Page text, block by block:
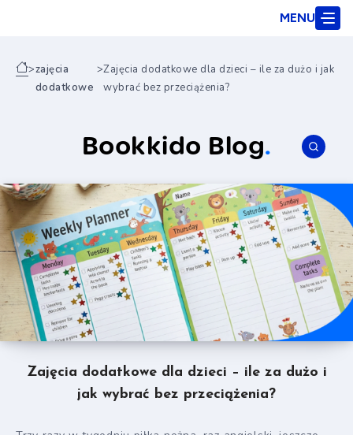
MENU
>zajęcia
dodatkowe
>Zajęcia dodatkowe dla dzieci – ile za dużo i jak
wybrać bez przeciążenia?
Bookkido Blog.
Zajęcia dodatkowe dla dzieci – ile za dużo i
jak wybrać bez przeciążenia?